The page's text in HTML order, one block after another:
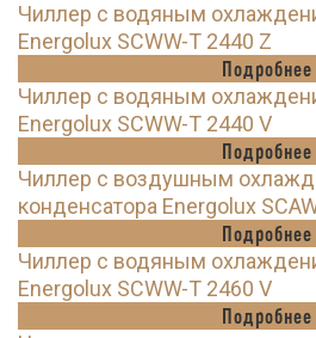
Чиллер с водяным
Energolux SCWW-T 2440 Z
Подробнее
Чиллер с водяным
Energolux SCWW-T 2440 V
Подробнее
Чиллер с воздушным
конденсатора Energolux
Подробнее
Чиллер с водяным
Energolux SCWW-T 2460 V
Подробнее